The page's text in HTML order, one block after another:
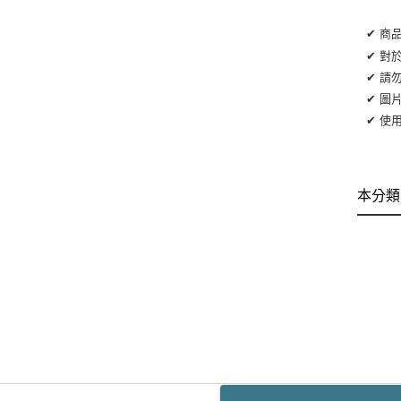
✔ 商
✔ 對
✔ 請
✔ 圖
✔ 使
本分